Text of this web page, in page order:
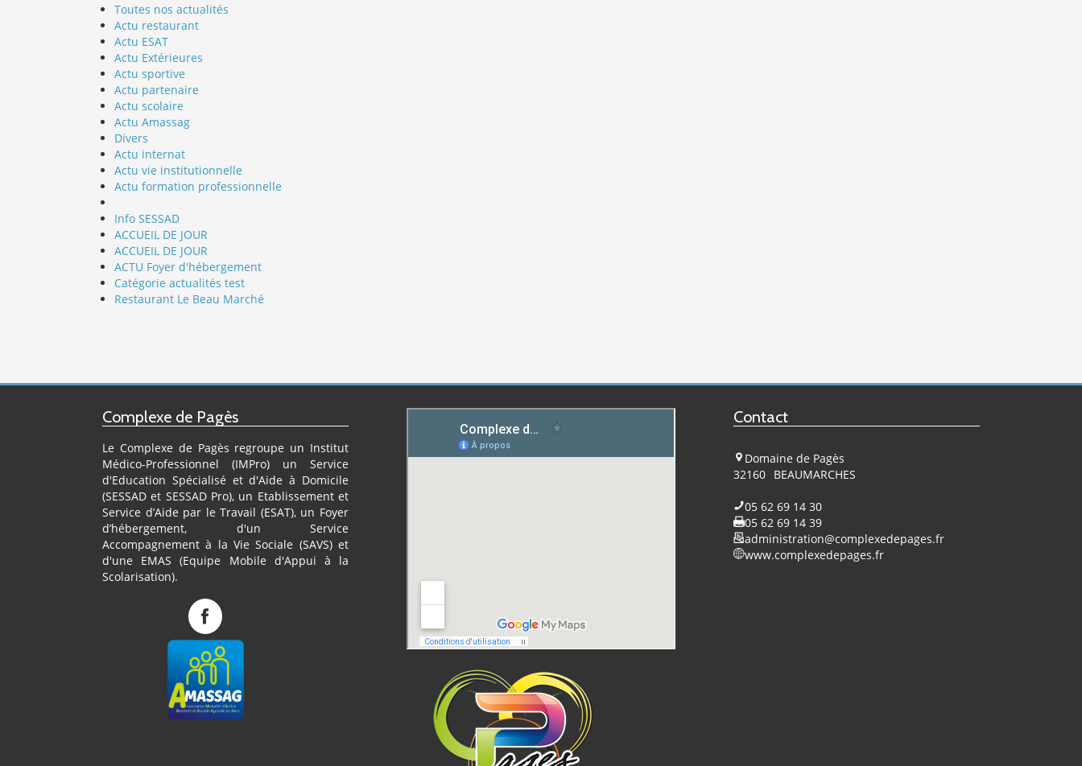
Toutes nos actualités
Actu restaurant
Actu ESAT
Actu Extérieures
Actu sportive
Actu partenaire
Actu scolaire
Actu Amassag
Divers
Actu internat
Actu vie institutionnelle
Actu formation professionnelle
Info SESSAD
ACCUEIL DE JOUR
ACCUEIL DE JOUR
ACTU Foyer d'hébergement
Catégorie actualités test
Restaurant Le Beau Marché
Complexe de Pagès
Le Complexe de Pagès regroupe un Institut
Médico-Professionnel (IMPro) un Service
d'Education Spécialisé et d'Aide à Domicile
(SESSAD et SESSAD Pro), un Etablissement et
Service d’Aide par le Travail (ESAT), un Foyer
d’hébergement, d'un Service
Accompagnement à la Vie Sociale (SAVS) et
d'une EMAS (Equipe Mobile d'Appui à la
Scolarisation).
Complexe
Pagès
sur
Contact
Domaine de Pagès
32160 BEAUMARCHES
05 62 69 14 30
05 62 69 14 39
administration@complexedepages.fr
www.complexedepages.fr